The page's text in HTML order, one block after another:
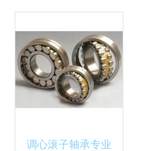
调心滚子轴承专业